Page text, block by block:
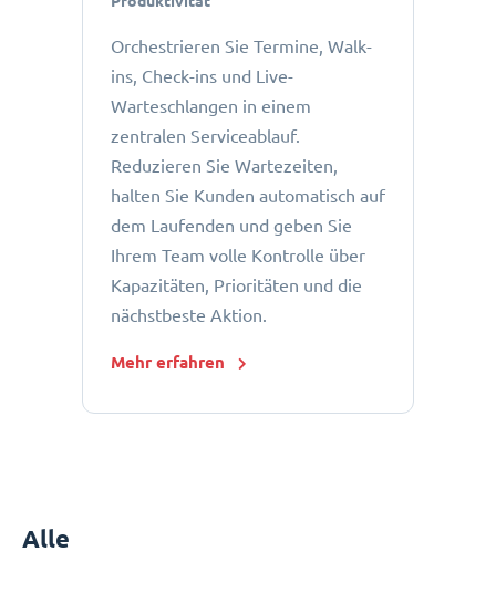
Orchestrieren Sie Termine, Walk-
ins, Check-ins und Live-
Warteschlangen in einem
zentralen Serviceablauf.
Reduzieren Sie Wartezeiten,
halten Sie Kunden automatisch auf
dem Laufenden und geben Sie
Ihrem Team volle Kontrolle über
Kapazitäten, Prioritäten und die
nächstbeste Aktion.
Mehr erfahren
Alle